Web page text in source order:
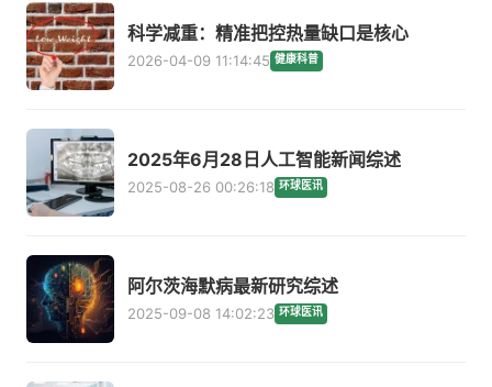
科学减重：精准把控热量缺口是核心
2026-04-09 11:14:45 健康科普
2025年6月28日人工智能新闻综述
2025-08-26 00:26:18 环球医讯
阿尔茨海默病最新研究综述
2025-09-08 14:02:23 环球医讯